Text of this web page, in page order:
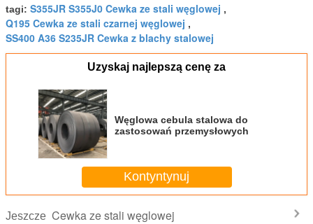
tagi: S355JR S355J0 Cewka ze stali węglowej ,
Q195 Cewka ze stali czarnej węglowej ,
SS400 A36 S235JR Cewka z blachy stalowej
Uzyskaj najlepszą cenę za
Węglowa cebula stalowa do
zastosowań przemysłowych
Kontyntynuj
Jeszcze Cewka ze stali węglowej